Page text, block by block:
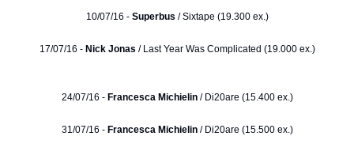
10/07/16 - Superbus / Sixtape (19.300 ex.)
17/07/16 - Nick Jonas / Last Year Was Complicated (19.000 ex.)
24/07/16 - Francesca Michielin/ Di20are (15.400 ex.)
31/07/16 - Francesca Michielin/ Di20are (15.500 ex.)